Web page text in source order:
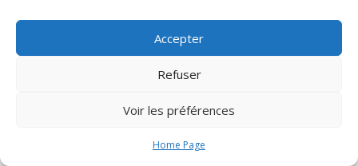
Accepter
Refuser
Voir les préférences
Home Page
Elegant Themes